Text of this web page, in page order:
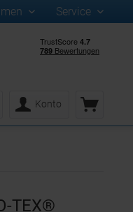
Service
Konto
TEX®